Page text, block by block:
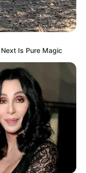
Is Pure Magic